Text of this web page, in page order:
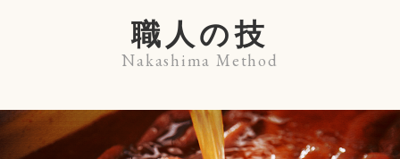
Nakashima Method
職人の技